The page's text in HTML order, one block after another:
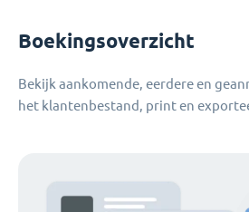
Boekingsoverzicht
Bekijk aankomende, eerdere en
het klantenbestand, print en